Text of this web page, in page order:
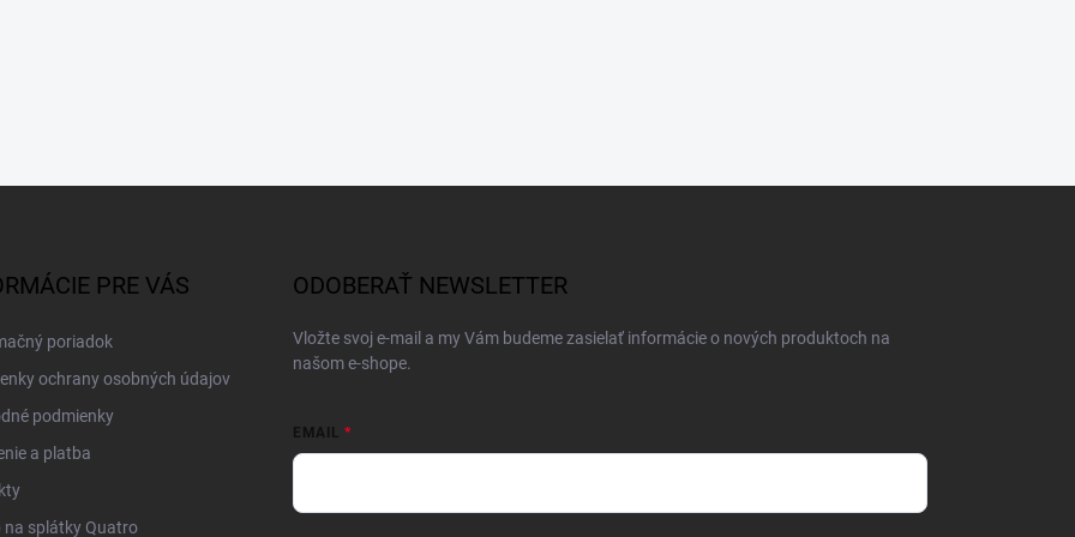
PRE VÁS
poriadok
ochrany osobných údajov
podmienky
a platba
na splátky Quatro
ODOBERAŤ NEWSLETTER
Vložte svoj e-mail a my Vám budeme zasielať informácie o nových produktoch na
našom e-shope.
EMAIL